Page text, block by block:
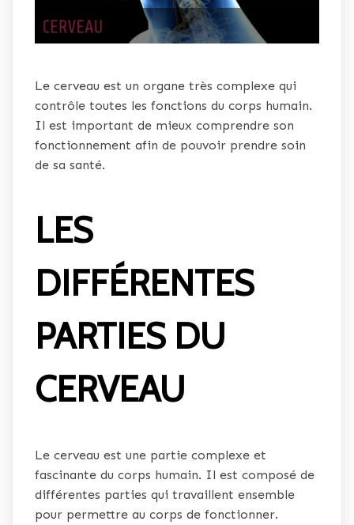
Le cerveau est un organe très complexe qui
contrôle toutes les fonctions du corps humain.
Il est important de mieux comprendre son
fonctionnement afin de pouvoir prendre soin
de sa santé.
LES
DIFFÉRENTES
PARTIES DU
CERVEAU
Le cerveau est une partie complexe et
fascinante du corps humain. Il est composé de
différentes parties qui travaillent ensemble
pour permettre au corps de fonctionner.